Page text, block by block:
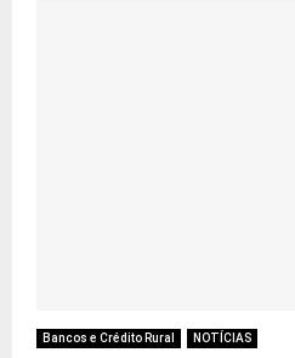
Bancos e Crédito Rural NOTÍCIAS